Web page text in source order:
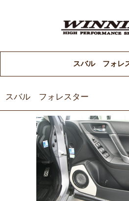
スバル フォレ
スバル フォレスター